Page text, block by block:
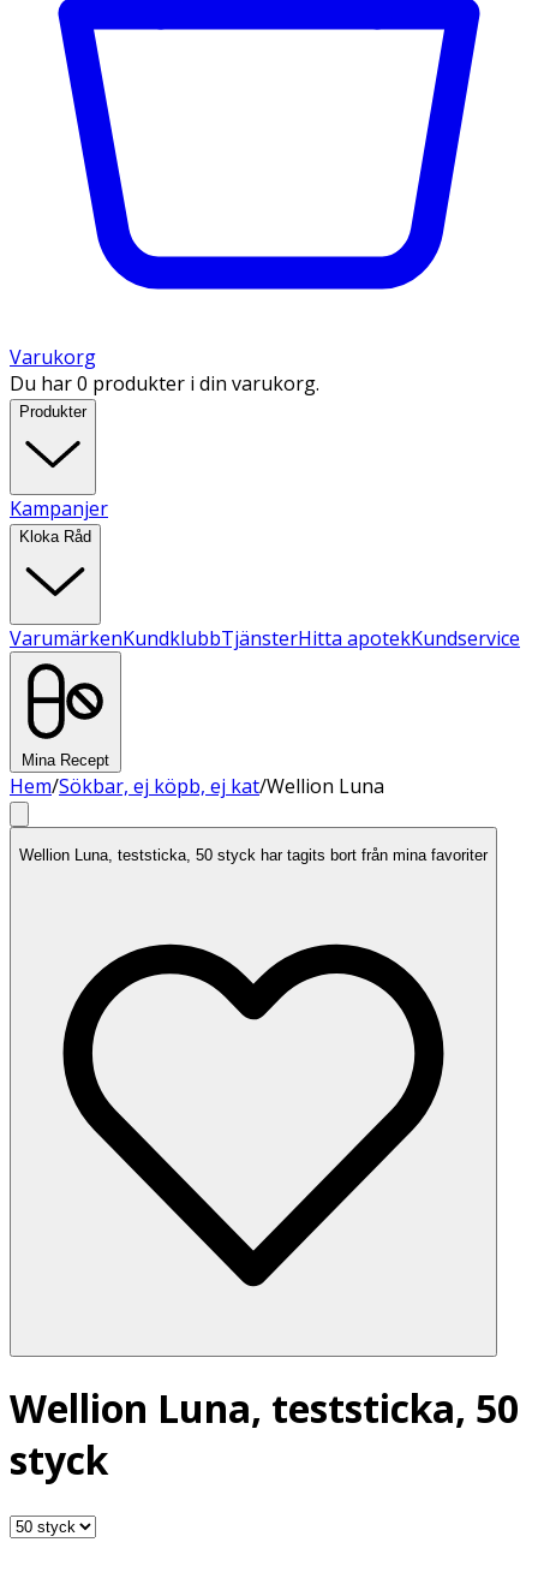
Varukorg
Du har 0 produkter i din varukorg.
Produkter
Kampanjer
Kloka Råd
VarumärkenKundklubbTjänsterHitta apotekKundservice
Mina Recept
Hem/Sökbar, ej köpb, ej kat/Wellion Luna
Wellion Luna, teststicka, 50 styck har tagits bort från mina favoriter
Wellion Luna, teststicka, 50
styck